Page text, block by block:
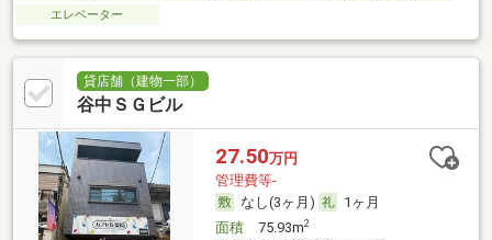
エレベーター
貸店舗（建物一部）
谷中ＳＧビル
27.50万円
管理費等-
なし(3ヶ月)
1ヶ月
面積75.93m2